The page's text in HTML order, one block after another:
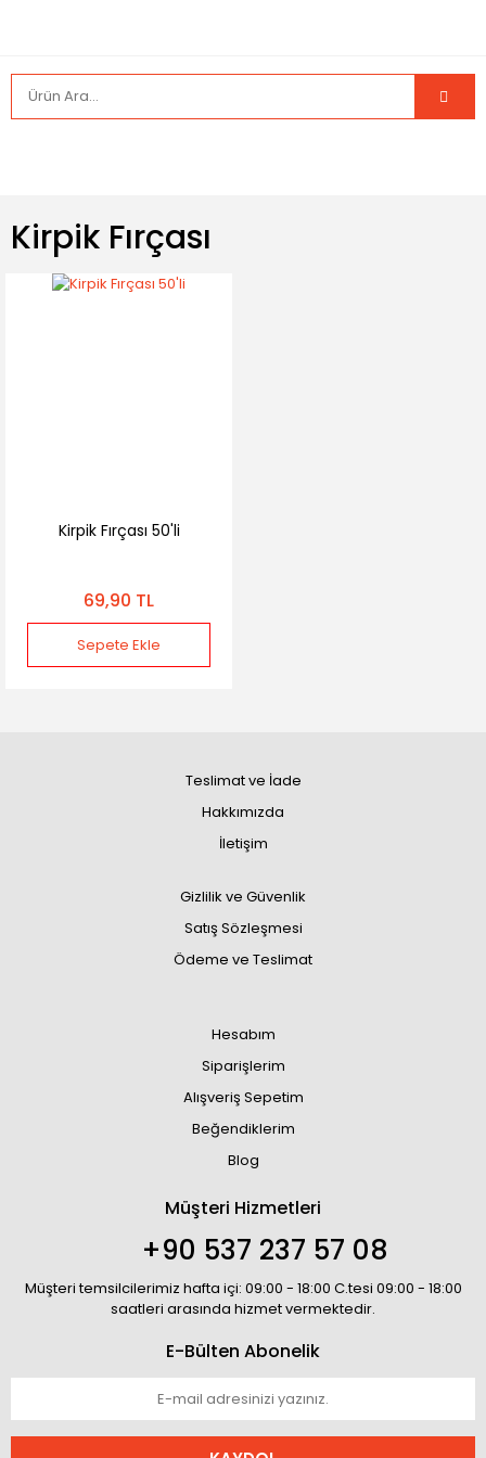
Kirpik Fırçası
Kirpik Fırçası 50'li
69,90 TL
Sepete Ekle
Teslimat ve İade
Hakkımızda
İletişim
Gizlilik ve Güvenlik
Satış Sözleşmesi
Ödeme ve Teslimat
Hesabım
Siparişlerim
Alışveriş Sepetim
Beğendiklerim
Blog
Müşteri Hizmetleri
+90 537 237 57 08
Müşteri temsilcilerimiz hafta içi: 09:00 - 18:00 C.tesi 09:00 - 18:00
saatleri arasında hizmet vermektedir.
E-Bülten Abonelik